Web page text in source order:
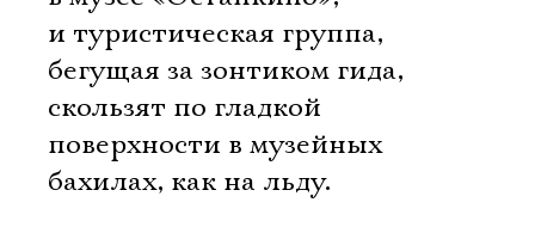
и туристическая группа,
бегущая за зонтиком гида, 
скользят по гладкой
поверхности в музейных
бахилах, как на льду.